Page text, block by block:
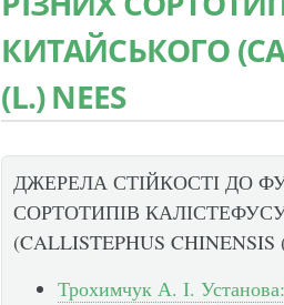
КИТАЙСЬКОГО
(L.) NEES
ДЖЕРЕЛА СТІЙКОСТІ ДО
СОРТОТИПІВ
(CALLISTEPHUS CHINENSIS
Трохимчук А. І.